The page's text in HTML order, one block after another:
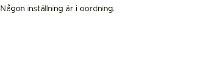
Någon inställning är i oordning.